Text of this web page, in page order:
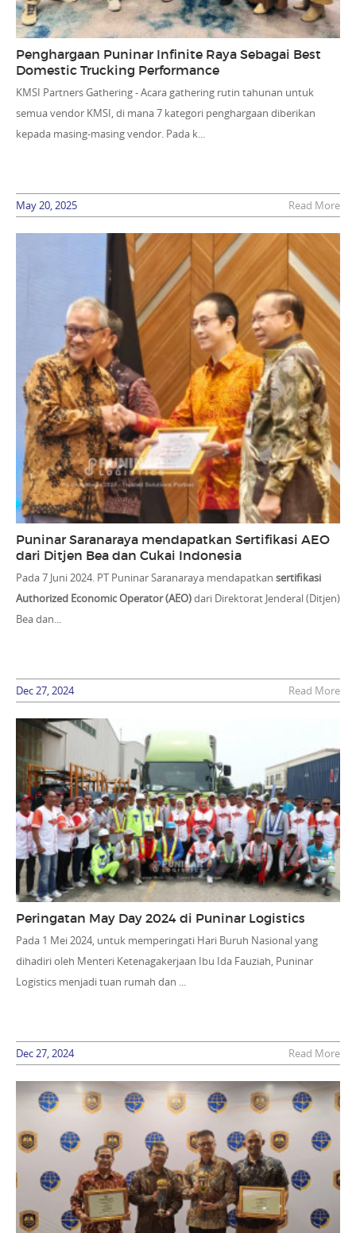
Penghargaan Puninar Infinite Raya Sebagai Best
Domestic Trucking Performance
KMSI Partners Gathering - Acara gathering rutin tahunan untuk
semua vendor KMSI, di mana 7 kategori penghargaan diberikan
kepada masing-masing vendor. Pada k...
May 20, 2025 Read More
Puninar Saranaraya mendapatkan Sertifikasi AEO
dari Ditjen Bea dan Cukai Indonesia
Pada 7 Juni 2024. PT Puninar Saranaraya mendapatkan sertifikasi
Authorized Economic Operator (AEO)dari Direktorat Jenderal (Ditjen)
Bea dan...
Dec 27, 2024 Read More
Peringatan May Day 2024 di Puninar Logistics
Pada 1 Mei 2024, untuk memperingati Hari Buruh Nasional yang
dihadiri oleh Menteri Ketenagakerjaan Ibu Ida Fauziah, Puninar
Logistics menjadi tuan rumah dan ...
Dec 27, 2024 Read More